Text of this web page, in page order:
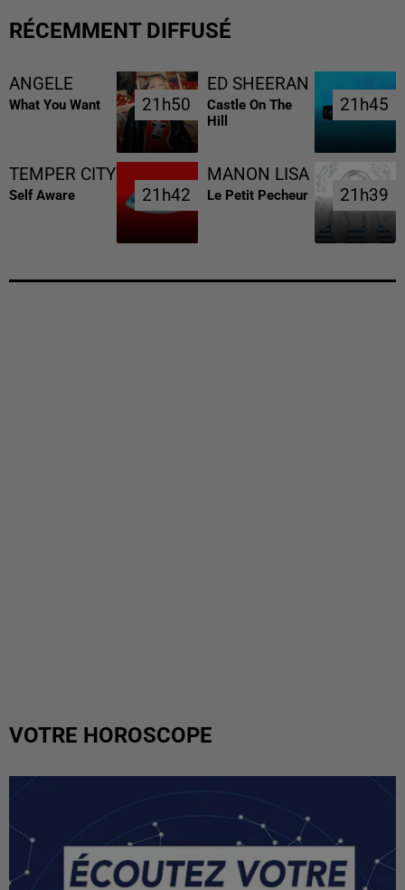
RÉCEMMENT DIFFUSÉ
ANGELE
What You Want 21h50
21h50
ED SHEERAN
Castle On The
Hill
21h45
21h45
TEMPER CITY
Self Aware 21h42
21h42
MANON LISA
Le Petit Pecheur 21h39
21h39
VOTRE HOROSCOPE